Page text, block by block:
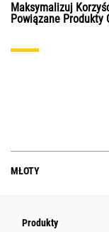
Maksymalizuj
Powiązane Produkty
MŁOTY
Produkty